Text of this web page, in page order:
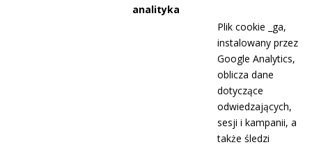
analityka
Plik cookie _ga,
instalowany przez
Google Analytics,
oblicza dane
dotyczące
odwiedzających,
sesji i kampanii, a
także śledzi